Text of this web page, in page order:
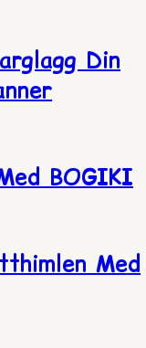
Din
BOGIKI
Med